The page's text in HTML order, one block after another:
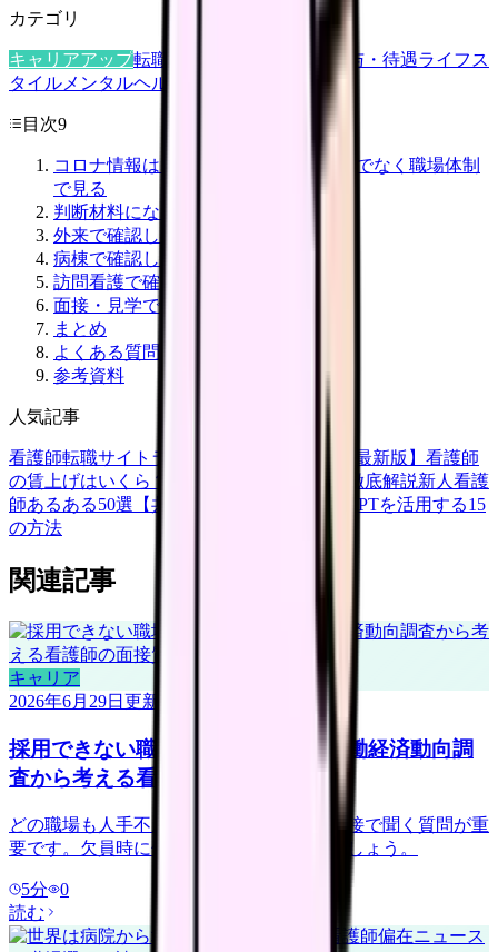
カテゴリ
キャリアアップ転職ガイド 給与・待遇ライフス
タイル メンタルヘルス
目次9
コロナ情報は「流行しているか」だけでなく職場体制
で見る
判断材料になる一次情報
外来で確認したいこと
病棟で確認したいこと
訪問看護で確認したいこと
面接・見学で聞く質問
まとめ
よくある質問
参考資料
人気記事
看護師転職サイトランキングTOP5【2026年最新版】 看護師
の賃上げはいくら？2026年度の最新情報を徹底解説新人看護
師あるある50選【共感必至】
看護師がChatGPTを活用する15
の方法
関連記事
キャリア
2026年6月29日 更新
採用できない職場を見抜くには？労働経済動向調
査から考える看護師の面接質問
どの職場も人手不足に見える時代こそ、面接で聞く質問が重
要です。欠員時に何を減らすかを確認しましょう。
5分
0
読む